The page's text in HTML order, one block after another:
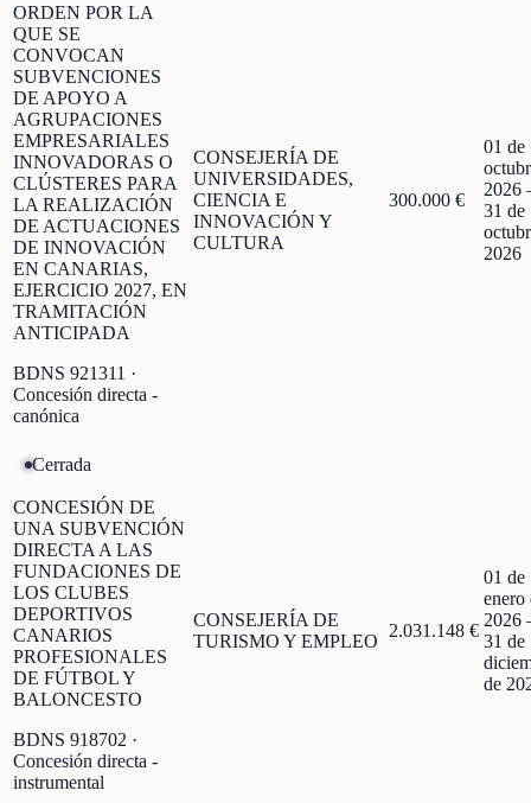
ORDEN POR LA
QUE SE
CONVOCAN
SUBVENCIONES
DE APOYO A
AGRUPACIONES
EMPRESARIALES
INNOVADORAS O
CLÚSTERES PARA
LA REALIZACIÓN
DE ACTUACIONES
DE INNOVACIÓN
EN CANARIAS,
EJERCICIO 2027, EN
TRAMITACIÓN
ANTICIPADA
BDNS 921311 ·
Concesión directa -
canónica
CONSEJERÍA DE
UNIVERSIDADES,
CIENCIA E
INNOVACIÓN Y
CULTURA
300.000 €
01 de
2026
31 de
2026
Cerrada
CONCESIÓN DE
UNA SUBVENCIÓN
DIRECTA A LAS
FUNDACIONES DE
LOS CLUBES
DEPORTIVOS
CANARIOS
PROFESIONALES
DE FÚTBOL Y
BALONCESTO
BDNS 918702 ·
Concesión directa -
instrumental
CONSEJERÍA DE
TURISMO Y EMPLEO
2.031.148 €
01 de
enero
2026
31 de
de